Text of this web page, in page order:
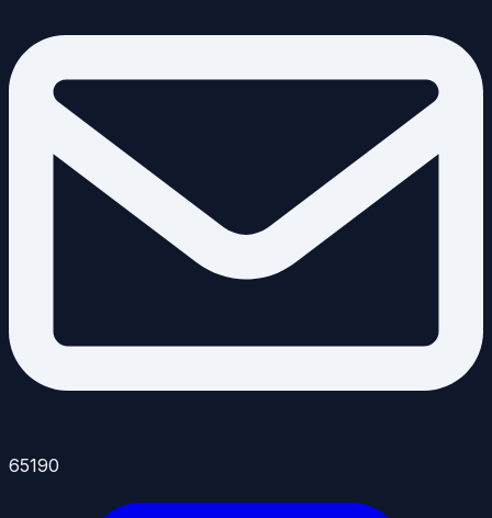
65190